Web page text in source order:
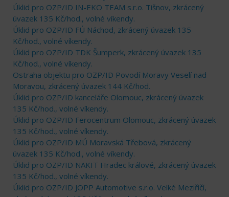
Úklid pro OZP/ID IN-EKO TEAM s.r.o. Tišnov, zkrácený
úvazek 135 Kč/hod., volné víkendy.
Úklid pro OZP/ID FÚ Náchod, zkrácený úvazek 135
Kč/hod., volné víkendy.
Úklid pro OZP/ID TDK Šumperk, zkrácený úvazek 135
Kč/hod., volné víkendy.
Ostraha objektu pro OZP/ID Povodí Moravy Veselí nad
Moravou, zkrácený úvazek 144 Kč/hod.
Úklid pro OZP/ID kanceláře Olomouc, zkrácený úvazek
135 Kč/hod., volné víkendy.
Úklid pro OZP/ID Ferocentrum Olomouc, zkrácený úvazek
135 Kč/hod., volné víkendy.
Úklid pro OZP/ID MÚ Moravská Třebová, zkrácený
úvazek 135 Kč/hod., volné víkendy.
Úklid pro OZP/ID NAKIT Hradec králové, zkrácený úvazek
135 Kč/hod., volné víkendy.
Úklid pro OZP/ID JOPP Automotive s.r.o. Velké Meziříčí,